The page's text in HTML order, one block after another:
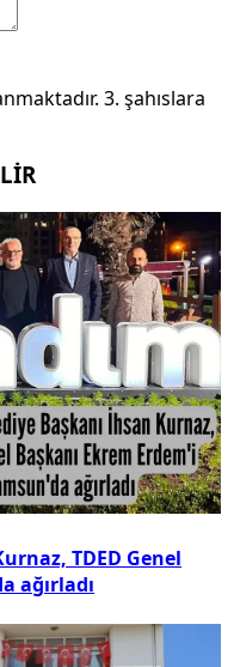
3. şahıslara
TDED Genel
ağırladı